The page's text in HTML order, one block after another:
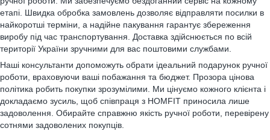
етапі. Швидка обробка замовлень дозволяє відправляти посилки в
найкоротші терміни, а надійне пакування гарантує збереження
виробу під час транспортування. Доставка здійснюється по всій
території України зручними для вас поштовими службами.
Наші консультанти допоможуть обрати ідеальний подарунок ручної
роботи, враховуючи ваші побажання та бюджет. Прозора цінова
політика робить покупки зрозумілими. Ми цінуємо кожного клієнта і
докладаємо зусиль, щоб співпраця з HOMFIT приносила лише
задоволення. Обирайте справжню якість ручної роботи, перевірену
сотнями задоволених покупців.